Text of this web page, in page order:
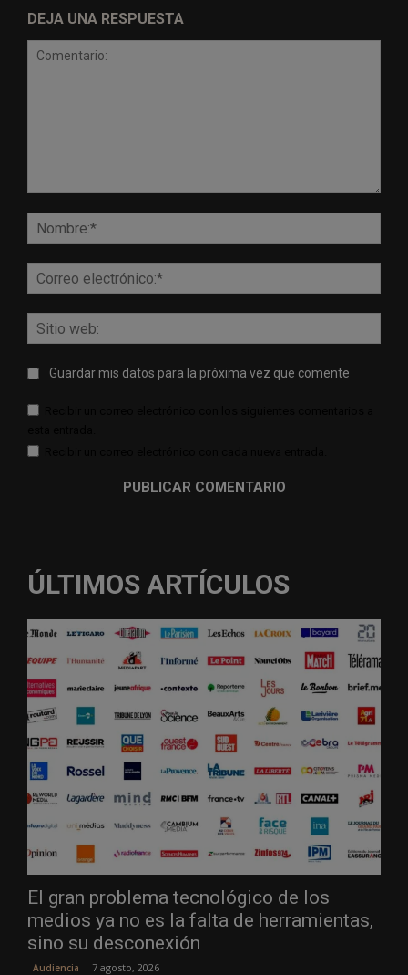
DEJA UNA RESPUESTA
web:
Guardar mis datos para la próxima vez que comente
ÚLTIMOS ARTÍCULOS
El gran problema tecnológico de los
medios ya no es la falta de herramientas,
sino su desconexión
Audiencia 7 agosto, 2026